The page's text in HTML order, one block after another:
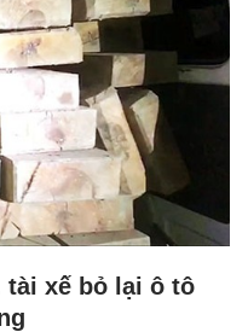
tài xế bỏ lại ô tô